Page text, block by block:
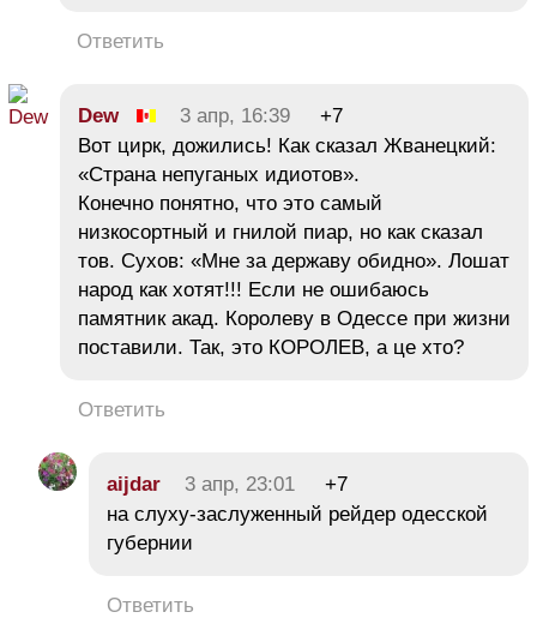
Ответить
Dew 3 апр, 16:39
+7
Вот цирк, дожились! Как сказал Жванецкий:
«Страна непуганых идиотов».
Конечно понятно, что это самый
низкосортный и гнилой пиар, но как сказал
тов. Сухов: «Мне за державу обидно». Лошат
народ как хотят!!! Если не ошибаюсь
памятник акад. Королеву в Одессе при жизни
поставили. Так, это КОРОЛЕВ, а це хто?
Ответить
aijdar 3 апр, 23:01
+7
на слуху-заслуженный рейдер одесской
губернии
Ответить